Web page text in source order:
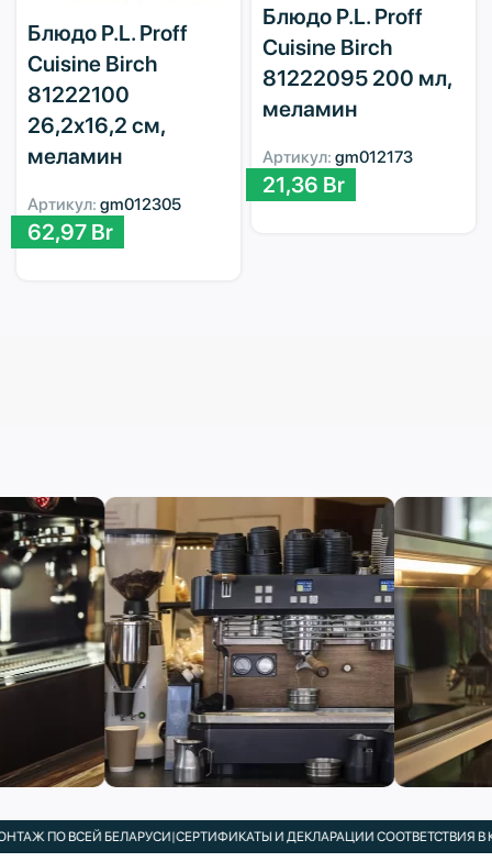
Блюдо P.L. Proff
Cuisine Birch
81222100
26,2х16,2 см,
меламин
Артикул: gm012305
62,97 Br
Блюдо P.L. Proff
Cuisine Birch
81222095 200 мл,
меламин
Артикул: gm012173
21,36 Br
ПО ВСЕЙ БЕЛАРУСИ|СЕРТИФИКАТЫ И ДЕКЛАРАЦИИ СООТВЕТСТВИЯ В